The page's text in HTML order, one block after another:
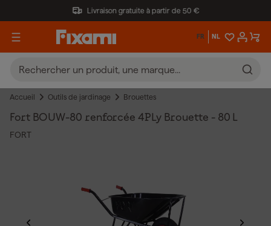
Livraison gratuite à partir de 50 €
FR NL
Accueil Outils de jardinage Brouettes
Fort BOUW-80 renforcée 4PLy Brouette - 80 L
FORT